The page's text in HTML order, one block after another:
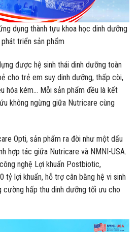
dụng thành tựu khoa học dinh dưỡng
triển sản phẩm
được hệ sinh thái dinh dưỡng toàn
cho trẻ em suy dinh dưỡng, thấp còi,
hóa kém… Mỗi sản phẩm đều là kết
không ngừng giữa Nutricare cùng
Opti, sản phẩm ra đời như một dấu
hợp tác giữa Nutricare và NMNI-USA.
nghệ Lợi khuẩn Postbiotic,
tỷ lợi khuẩn, hỗ trợ cân bằng hệ vi sinh
hấp thu dinh dưỡng tối ưu cho